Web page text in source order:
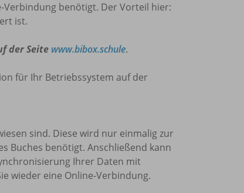
Verbindung benötigt. Der Vorteil hier:
ist.
der Seite www.bibox.schule.
für Ihr Betriebssystem auf der
sind. Diese wird nur einmalig zur
Buches benötigt. Anschließend kann
Ihrer Daten mit
wieder eine Online-Verbindung.